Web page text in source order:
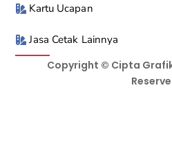
Kartu Ucapan
Jasa Cetak Lainnya
Copyright © Cipta